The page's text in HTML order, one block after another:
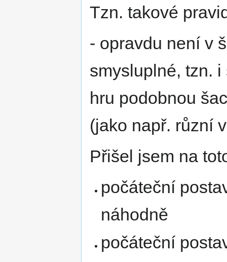
Tzn. takové
- opravdu není v
smysluplné, tzn.
hru podobnou
(jako např. různí
Přišel jsem na
počáteční
náhodně
počáteční